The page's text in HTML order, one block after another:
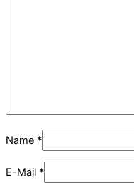
Name *
E-Mail *